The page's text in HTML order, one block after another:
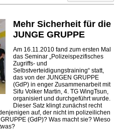
Mehr Sicherheit für die
JUNGE GRUPPE
Am 16.11.2010 fand zum ersten Mal
das Seminar „Polizeispezifisches
Zugriffs- und
Selbstverteidigungstraining“ statt,
das von der JUNGEN GRUPPE
(GdP) in enger Zusammenarbeit mit
Sifu Volker Martin, 4. TG WingTsun,
organisiert und durchgeführt wurde.
Dieser Satz klingt zunächst recht
auf, der nicht im polizeilichen
(GdP)? Was macht sie? Wieso